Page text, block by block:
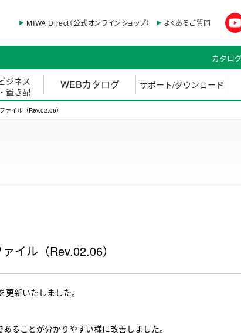
MIWA Direct（公式オンラインショップ） よくあるご質問
カタロ
ジネス
置き配
WEBカタログ サポート/ダウンロード
ァイル（Rev.02.06）
イル（Rev.02.06）
新いたしました。
ることが分かりやすい様に改善しました。